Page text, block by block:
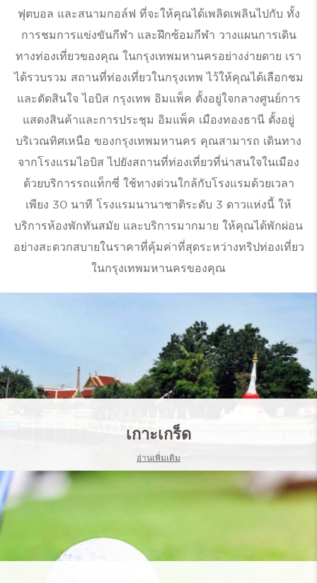
ฟุตบอล และสนามกอล์ฟ ที่จะให้คุณได้เพลิดเพลินไปกับ ทั้ง
การชมการแข่งขันกีฬา และฝึกซ้อมกีฬา วางแผนการเดิน
ทางท่องเที่ยวของคุณ ในกรุงเทพมหานครอย่างง่ายดาย เรา
ได้รวบรวม สถานที่ท่องเที่ยวในกรุงเทพไว้ให้คุณได้เลือกชม
และตัดสินใจ ไอบิส กรุงเทพ อิมแพ็ค ตั้งอยู่ใจกลางศูนย์การ
แสดงสินค้าและการประชุม อิมแพ็ค เมืองทองธานี ตั้งอยู่
บริเวณทิศเหนือ ของกรุงเทพมหานคร คุณสามารถ เดินทาง
จากโรงแรมไอบิส ไปยังสถานที่ท่องเที่ยวที่น่าสนใจในเมือง
ด้วยบริการรถแท็กซี่ ใช้ทางด่วนใกล้กับโรงแรมด้วยเวลา
เพียง 30 นาที โรงแรมนานาชาติระดับ 3 ดาวแห่งนี้ ให้
บริการห้องพักทันสมัย และบริการมากมาย ให้คุณได้พักผ่อน
อย่างสะดวกสบายในราคาที่คุ้มค่าที่สุดระหว่างทริปท่องเที่ยว
ในกรุงเทพมหานครของคุณ
เกาะเกร็ด
อ่านเพิ่มเติม